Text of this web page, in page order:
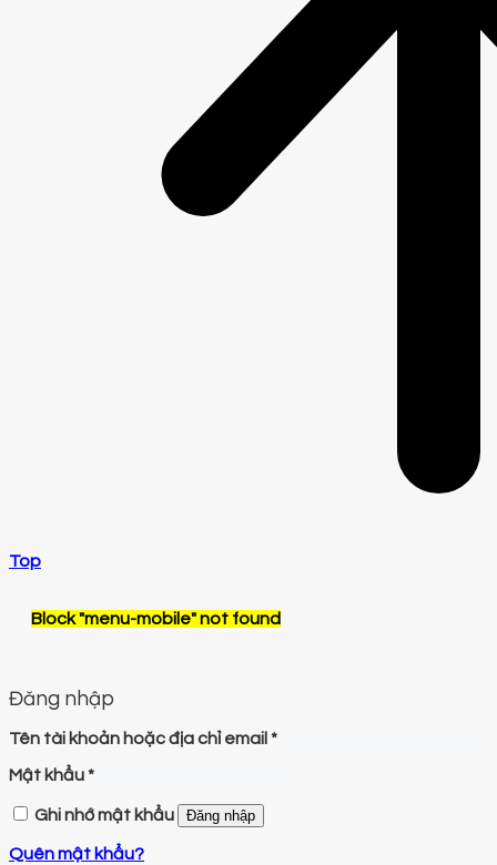
Top
Block"menu-mobile"not found
Đăng nhập
Tên tài khoản hoặc địa chỉ email *
Mật khẩu*
Ghi nhớ mật khẩu Đăng nhập
Quên mật khẩu?